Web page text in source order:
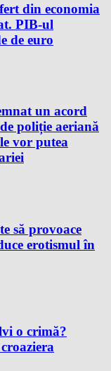
din economia
PIB-ul
de euro
un acord
poliție aeriană
vor putea
să provoace
erotismul în
o crimă?